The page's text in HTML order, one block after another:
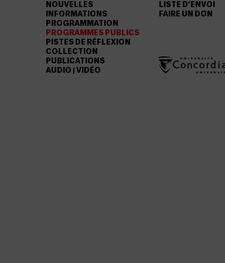
NOUVELLES
INFORMATIONS
PROGRAMMATION
PROGRAMMES PUBLICS
PISTES DE RÉFLEXION
COLLECTION
PUBLICATIONS
AUDIO | VIDÉO
LISTE D’ENVOI
FAIRE UN DON